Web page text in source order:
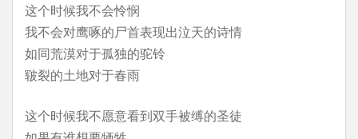
这个时候我不会怜悯
我不会对鹰啄的尸首表现出泣天的诗情
如同荒漠对于孤独的驼铃
皲裂的土地对于春雨
这个时候我不愿意看到双手被缚的圣徒